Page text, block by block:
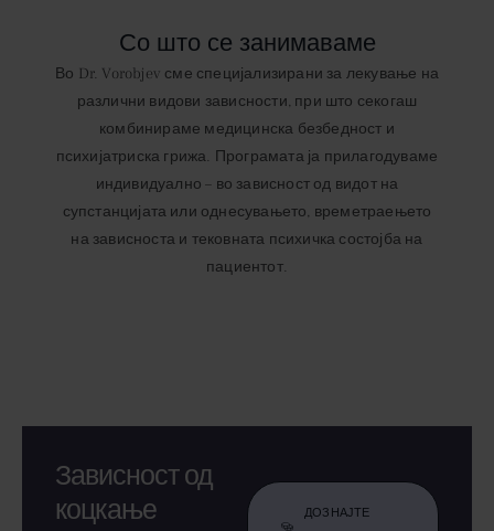
Со што се занимаваме
Во Dr. Vorobjev сме специјализирани за лекување на
различни видови зависности, при што секогаш
комбинираме медицинска безбедност и
психијатриска грижа. Програмата ја прилагодуваме
индивидуално – во зависност од видот на
супстанцијата или однесувањето, времетраењето
на зависноста и тековната психичка состојба на
пациентот.
Зависност од
коцкање
ДОЗНАЈТЕ